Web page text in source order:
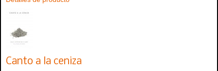
Canto a la ceniza